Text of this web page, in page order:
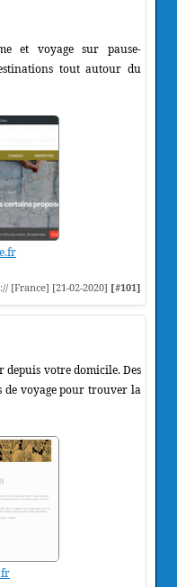
et voyage sur pause-
tout autour du
:// [France] [21-02-2020] [#101]
depuis votre domicile. Des
de voyage pour trouver la